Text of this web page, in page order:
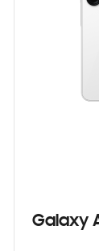
Galaxy